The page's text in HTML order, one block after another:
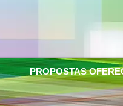
PROPOSTAS